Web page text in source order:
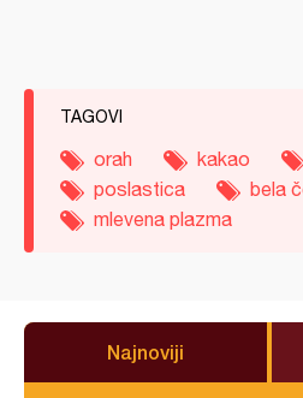
TAGOVI
orah kakao
poslastica
bela
mlevena plazma
Najnoviji